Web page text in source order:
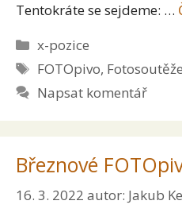
Tentokráte se sejdeme: …
Rubriky
x-pozice
Štítky
FOTOpivo, Fotosoutěže
Napsat komentář
Březnové
16. 3. 2022 autor: Jakub